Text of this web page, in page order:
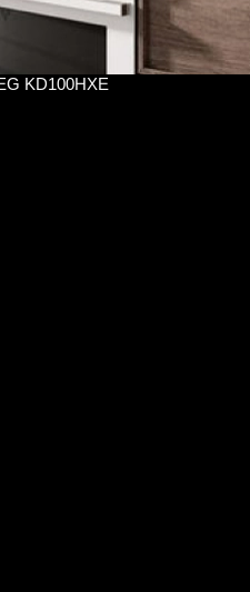
KD100HXE